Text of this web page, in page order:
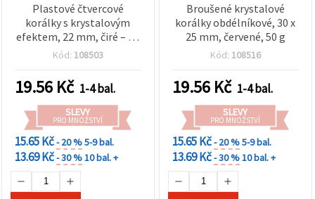
Plastové čtvercové
korálky s krystalovým
efektem, 22 mm, čiré – 50
g, pro šperky, náramky,
Kód: 108503
19.56 Kč 1-4 bal.
SLEVY
PRO MNOŽSTVÍ
15.65 Kč- 20 %5-9 bal.
13.69 Kč- 30 %10 bal. +
Broušené krystalové
korálky obdélníkové, 30 x
25 mm, červené, 50 g
Kód: 108516
19.56 Kč 1-4 bal.
SLEVY
PRO MNOŽSTVÍ
15.65 Kč- 20 %5-9 bal.
13.69 Kč- 30 %10 bal. +